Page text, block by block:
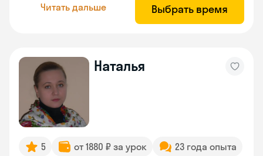
Читать дальше Выбрать время
Наталья
5 от 1880 ₽ за урок
23 года опыта